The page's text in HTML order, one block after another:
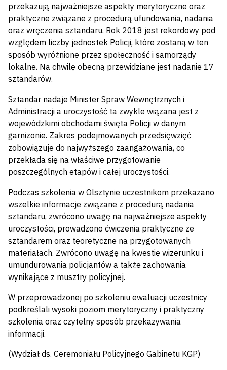
przekazują najważniejsze aspekty merytoryczne oraz
praktyczne związane z procedurą ufundowania, nadania
oraz wręczenia sztandaru. Rok 2018 jest rekordowy pod
względem liczby jednostek Policji, które zostaną w ten
sposób wyróżnione przez społeczność i samorządy
lokalne. Na chwilę obecną przewidziane jest nadanie 17
sztandarów.
Sztandar nadaje Minister Spraw Wewnętrznych i
Administracji a uroczystość ta zwykle wiązana jest z
wojewódzkimi obchodami święta Policji w danym
garnizonie. Zakres podejmowanych przedsięwzięć
zobowiązuje do najwyższego zaangażowania, co
przekłada się na właściwe przygotowanie
poszczególnych etapów i całej uroczystości.
Podczas szkolenia w Olsztynie uczestnikom przekazano
wszelkie informacje związane z procedurą nadania
sztandaru, zwrócono uwagę na najważniejsze aspekty
uroczystości, prowadzono ćwiczenia praktyczne ze
sztandarem oraz teoretyczne na przygotowanych
materiałach. Zwrócono uwagę na kwestię wizerunku i
umundurowania policjantów a także zachowania
wynikające z musztry policyjnej.
W przeprowadzonej po szkoleniu ewaluacji uczestnicy
podkreślali wysoki poziom merytoryczny i praktyczny
szkolenia oraz czytelny sposób przekazywania
informacji.
(Wydział ds. Ceremoniału Policyjnego Gabinetu KGP)